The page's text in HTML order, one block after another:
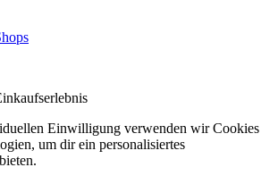
Einwilligung verwenden wir Cookies
um dir ein personalisiertes